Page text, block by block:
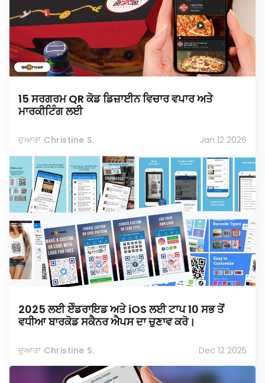
15 ਸਰਗਰਮ QR ਕੋਡ ਡਿਜ਼ਾਈਨ ਵਿਚਾਰ ਵਪਾਰ ਅਤੇ
ਮਾਰਕੀਟਿੰਗ ਲਈ
ਦੁਆਰਾ Christine S. Jan 12 2026
2025 ਲਈ ਏੰਡਰਾਇਡ ਅਤੇ iOS ਲਈ ਟਾਪ 10 ਸਭ ਤੋਂ
ਵਧੀਆ ਬਾਰਕੋਡ ਸਕੈਨਰ ਐਪਸ ਦਾ ਚੁਣਾਵ ਕਰੋ।
ਦੁਆਰਾ Christine S. Dec 12 2025